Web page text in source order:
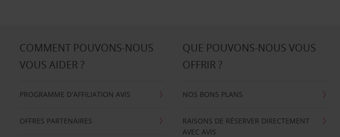
COMMENT POUVONS-NOUS
VOUS AIDER ?
PROGRAMME D'AFFILIATION AVIS
OFFRES PARTENAIRES
QUE POUVONS-NOUS VOUS
OFFRIR ?
NOS BONS PLANS
RAISONS DE RÉSERVER DIRECTEMENT
AVEC AVIS